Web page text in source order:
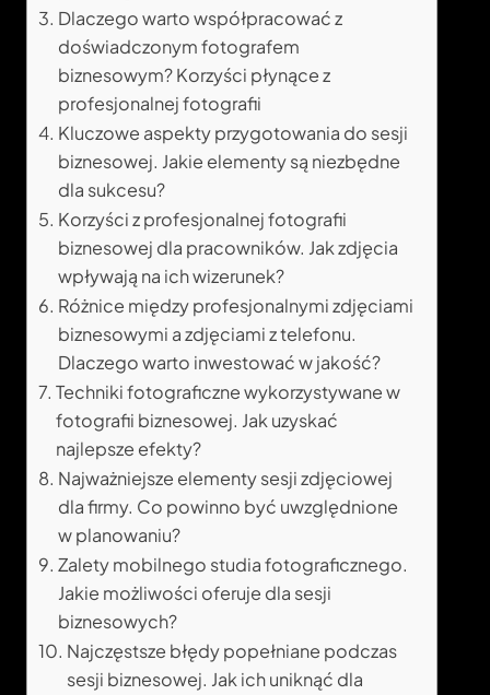
Dlaczego warto współpracować z
doświadczonym fotografem
biznesowym? Korzyści płynące z
profesjonalnej fotografii
Kluczowe aspekty przygotowania do sesji
biznesowej. Jakie elementy są niezbędne
dla sukcesu?
Korzyści z profesjonalnej fotografii
biznesowej dla pracowników. Jak zdjęcia
wpływają na ich wizerunek?
Różnice między profesjonalnymi zdjęciami
biznesowymi a zdjęciami z telefonu.
Dlaczego warto inwestować w jakość?
Techniki fotograficzne wykorzystywane w
fotografii biznesowej. Jak uzyskać
najlepsze efekty?
Najważniejsze elementy sesji zdjęciowej
dla firmy. Co powinno być uwzględnione
w planowaniu?
Zalety mobilnego studia fotograficznego.
Jakie możliwości oferuje dla sesji
biznesowych?
Najczęstsze błędy popełniane podczas
sesji biznesowej. Jak ich uniknąć dla